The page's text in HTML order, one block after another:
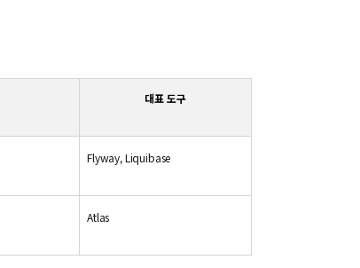
대표 도구
Flyway, Liquibase
Atlas